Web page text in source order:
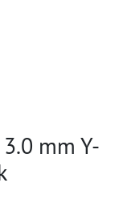
mm Y-